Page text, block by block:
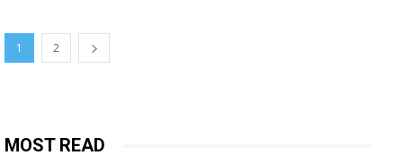
1 2
MOST READ